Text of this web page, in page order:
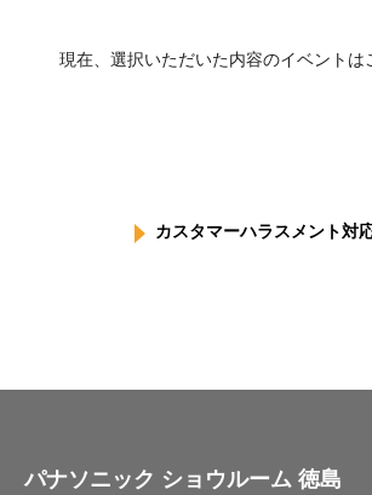
現在、選択いただいた内容のイベントは
カスタマーハラスメント対
パナソニック ショウルーム 徳島